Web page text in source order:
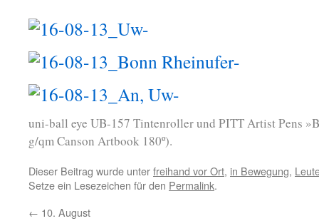
uni-ball eye UB-157 Tintenroller und PITT Artist Pens
g/qm Canson Artbook 180º).
Dieser Beitrag wurde unterfreihand vor Ort, in Bewegung,
Setze ein Lesezeichen für den Permalink.
← 10. August